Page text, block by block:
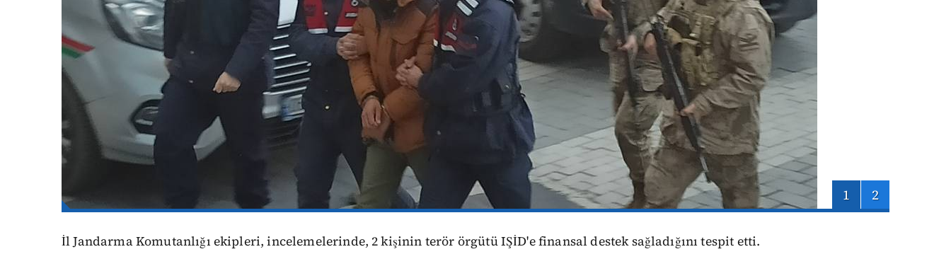
1 2
İl Jandarma Komutanlığı ekipleri, incelemelerinde, 2 kişinin terör örgütü IŞİD'e finansal destek sağladığını tespit etti.